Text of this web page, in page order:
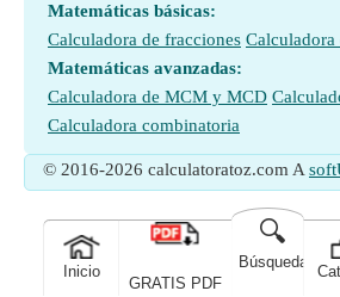
Matemáticas básicas:
Calculadora de fracciones
Matemáticas avanzadas:
Calculadora de MCM y MCD
Calculadora combinatoria
© 2016-2026 calculatoratoz.com A
Inicio
GRATIS PDF
🔍
Búsqueda